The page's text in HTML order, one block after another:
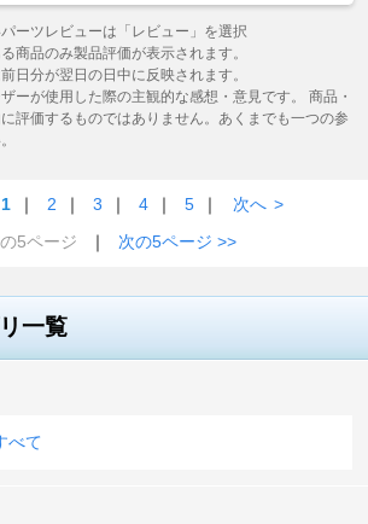
ーツレビューは「レビュー」を選択
商品のみ製品評価が表示されます。
日分が翌日の日中に反映されます。
ーが使用した際の主観的な感想・意見です。 商品・
評価するものではありません。あくまでも一つの参
1 ｜ 2 ｜ 3 ｜ 4 ｜ 5 ｜ 次へ >
5ページ
｜ 次の5ページ >>
一覧
べて